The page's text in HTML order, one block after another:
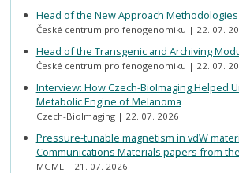
Head of the New Approach Methodologies
České centrum pro fenogenomiku 22. 07.
Head of the Transgenic and Archiving
České centrum pro fenogenomiku 22. 07.
Interview: How Czech-BioImaging Helped
Metabolic Engine of Melanoma
Czech-BioImaging 22. 07. 2026
Pressure-tunable magnetism in vdW
Communications Materials papers from
MGML 21. 07. 2026